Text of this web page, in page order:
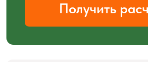
Реквизиты:
+7 776 500-20-00
task@polyjet.kz